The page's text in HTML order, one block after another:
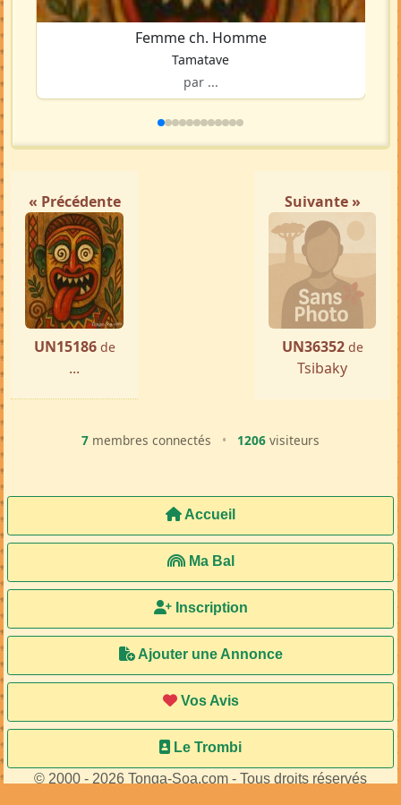
Femme ch. Homme
Tamatave
par ...
« Précédente
UN15186 de
...
Suivante »
UN36352 de
Tsibaky
7 membres connectés • 1206 visiteurs
Accueil
Ma Bal
Inscription
Ajouter une Annonce
Vos Avis
Le Trombi
© 2000 - 2026 Tonga-Soa.com - Tous droits réservés